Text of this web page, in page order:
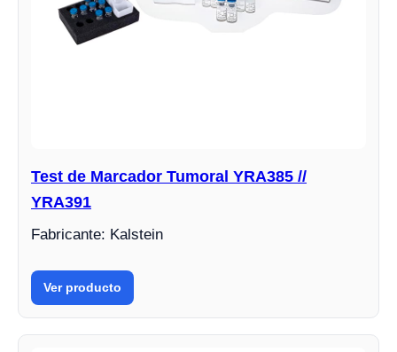
Test de Marcador Tumoral YRA385 //
YRA391
Fabricante: Kalstein
Ver producto